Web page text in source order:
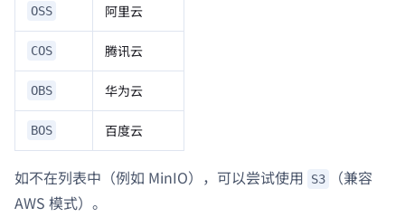
OSS 阿里云
COS 腾讯云
OBS 华为云
BOS 百度云
如不在列表中（例如 MinIO），可以尝试使用 S3
（兼容
AWS 模式）。